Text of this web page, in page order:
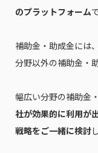
のプラットフォーム
補助金・助成金には
分野以外の補助金・
幅広い分野の補助金
社が効果的に利用が
戦略をご一緒に検討